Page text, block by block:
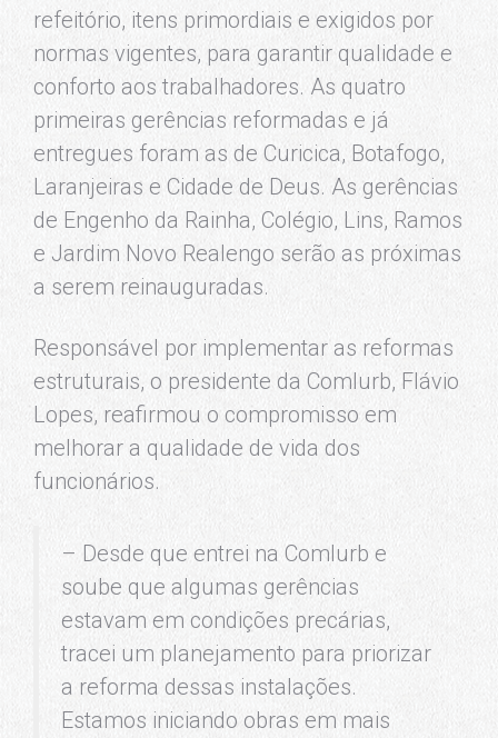
refeitório, itens primordiais e exigidos por
normas vigentes, para garantir qualidade e
conforto aos trabalhadores. As quatro
primeiras gerências reformadas e já
entregues foram as de Curicica, Botafogo,
Laranjeiras e Cidade de Deus. As gerências
de Engenho da Rainha, Colégio, Lins, Ramos
e Jardim Novo Realengo serão as próximas
a serem reinauguradas.
Responsável por implementar as reformas
estruturais, o presidente da Comlurb, Flávio
Lopes, reafirmou o compromisso em
melhorar a qualidade de vida dos
funcionários.
– Desde que entrei na Comlurb e
soube que algumas gerências
estavam em condições precárias,
tracei um planejamento para priorizar
a reforma dessas instalações.
Estamos iniciando obras em mais